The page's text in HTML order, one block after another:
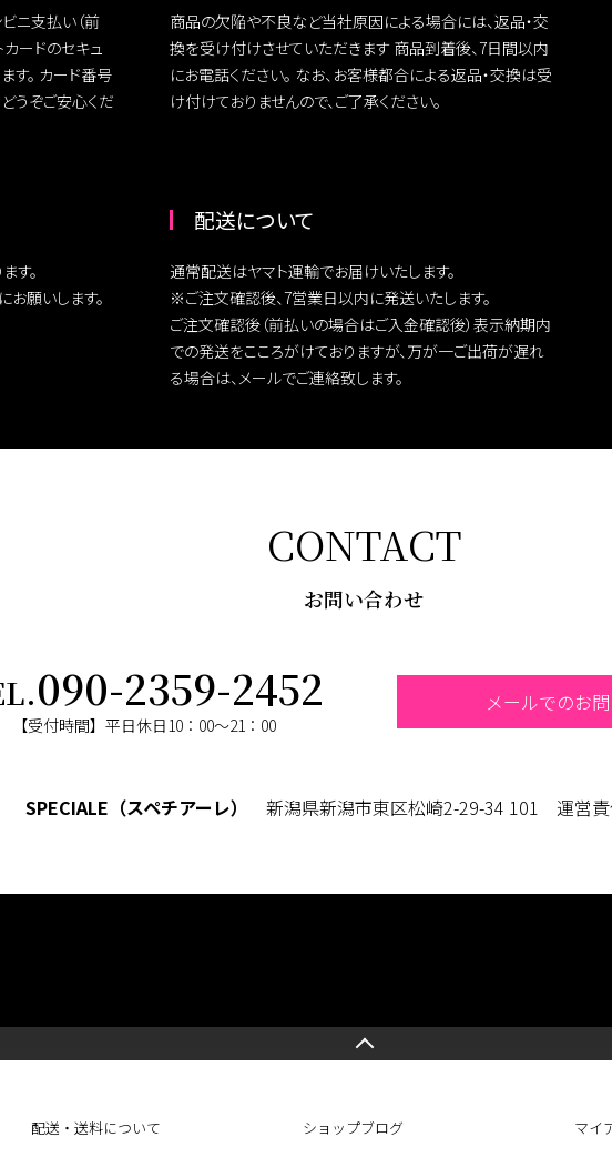
ニ支払い（前
ードのセキュ
す。 カード番号
うぞご安心くだ
商品の欠陥や不良など当社原因による場合には、返品・交
換を受け付けさせていただきます 商品到着後、7日間以内
にお電話ください。 なお、お客様都合による返品・交換は受
け付けておりませんので、ご了承ください。
す。
願いします。
配送について
通常配送はヤマト運輸でお届けいたします。
※ご注文確認後、7営業日以内に発送いたします。
ご注文確認後（前払いの場合はご入金確認後）表示納期内
での発送をこころがけておりますが、万が一ご出荷が遅れ
る場合は、メールでご連絡致します。
CONTACT
090-2359-2452
【受付時間】平日休日10：00～21：00
メールでのお
SPECIALE（スペチアーレ） 新潟県新潟市東区松崎2-29-34 101 運営責
配送・送料について
ショップブログ
マイ